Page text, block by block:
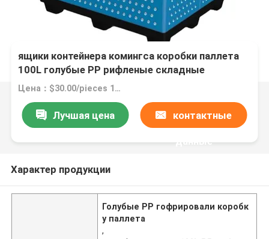
ящики контейнера комингса коробки паллета
100L голубые PP рифленые складные
Цена：$30.00/pieces 1-99 pieces
Лучшая цена контактные
данные
Характер продукции
Голубые PP гофрировали коробк
у паллета
,